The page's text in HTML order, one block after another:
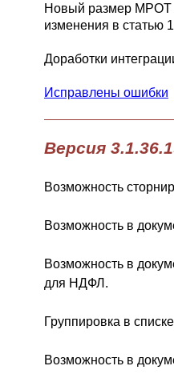
Новый размер МРОТ
изменения в статью
Доработки
Исправлены ошибки
Версия
Возможность
Возможность в
Возможность в
для НДФЛ.
Группировка в
Возможность в